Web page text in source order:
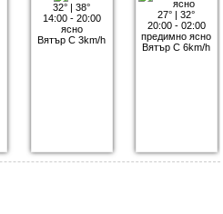
32° |38°
14:00 - 20:00
ясно
Вятър С 3km/h
27° |32°
20:00 - 02:00
предимно ясно
Вятър С 6km/h